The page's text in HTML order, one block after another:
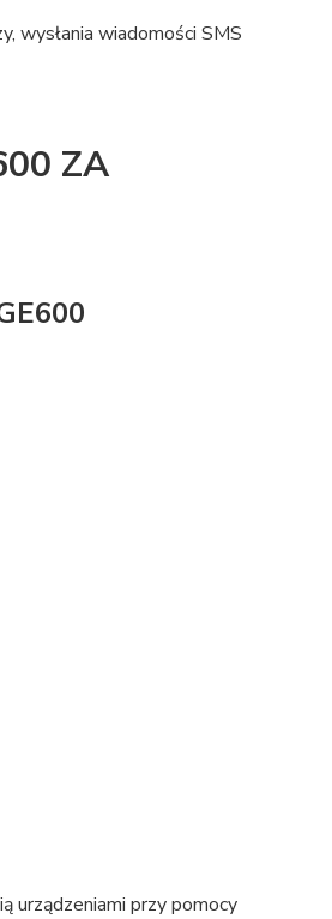
wysłania wiadomości SMS
ZA
urządzeniami przy pomocy